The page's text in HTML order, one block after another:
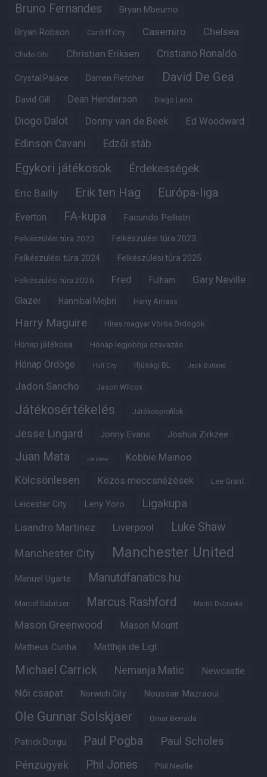
Bruno Fernandes Bryan Mbeumo
Bryan Robson Cardiff City Casemiro Chelsea
Chido Obi Christian Eriksen Cristiano Ronaldo
Crystal Palace Darren Fletcher David De Gea
David Gill Dean Henderson Diego Leon
Diogo Dalot Donny van de Beek Ed Woodward
Edinson Cavani Edzői stáb
Egykori játékosok Érdekességek
Eric Bailly Erik ten Hag Európa-liga
Everton FA-kupa Facundo Pellistri
Felkészülési túra 2022 Felkészülési túra 2023
Felkészülési túra 2024 Felkészülési túra 2025
Felkészülési túra 2026 Fred Fulham Gary Neville
Glazer Hannibal Mejbri Harry Amass
Harry Maguire Híres magyar Vörös Ördögök
Hónap játékosa Hónap legjobbja szavazás
Hónap Ördöge Hull City Ifjúsági BL Jack Butland
Jadon Sancho Jason Wilcox
Játékosértékelés Játékosprofilok
Jesse Lingard Jonny Evans Joshua Zirkzee
Juan Mata Karl Darlow Kobbie Mainoo
Kölcsönlesen Közös meccsnézések Lee Grant
Leicester City Leny Yoro Ligakupa
Lisandro Martinez Liverpool Luke Shaw
Manchester City Manchester United
Manuel Ugarte Manutdfanatics.hu
Marcel Sabitzer Marcus Rashford Martin Dubravka
Mason Greenwood Mason Mount
Matheus Cunha Matthijs de Ligt
Michael Carrick Nemanja Matic Newcastle
Női csapat Norwich City Noussair Mazraoui
Ole Gunnar Solskjaer Omar Berrada
Patrick Dorgu Paul Pogba Paul Scholes
Pénzügyek Phil Jones Phil Neville